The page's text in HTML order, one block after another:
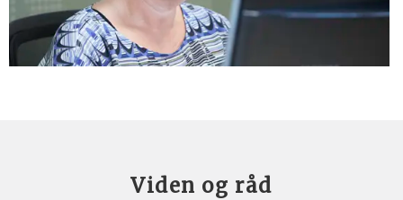
Viden og råd